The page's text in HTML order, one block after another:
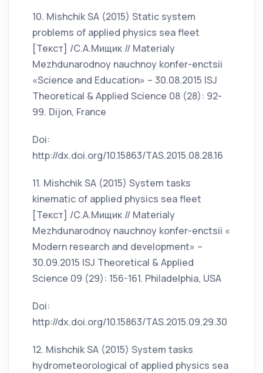
10. Mishchik SA (2015) Static system
problems of applied physics sea fleet
[Текст] /С.А.Мищик // Materialy
Mezhdunarodnoy nauchnoy konfer-enctsii
«Science and Education» – 30.08.2015 ISJ
Theoretical & Applied Science 08 (28): 92-
99. Dijon, France
Doi:
http://dx.doi.org/10.15863/TAS.2015.08.28.16
11. Mishchik SA (2015) System tasks
kinematic of applied physics sea fleet
[Текст] /С.А.Мищик // Materialy
Mezhdunarodnoy nauchnoy konfer-enctsii «
Modern research and development» –
30.09.2015 ISJ Theoretical & Applied
Science 09 (29): 156-161. Philadelphia, USA
Doi:
http://dx.doi.org/10.15863/TAS.2015.09.29.30
12. Mishchik SA (2015) System tasks
hydrometeorological of applied physics sea